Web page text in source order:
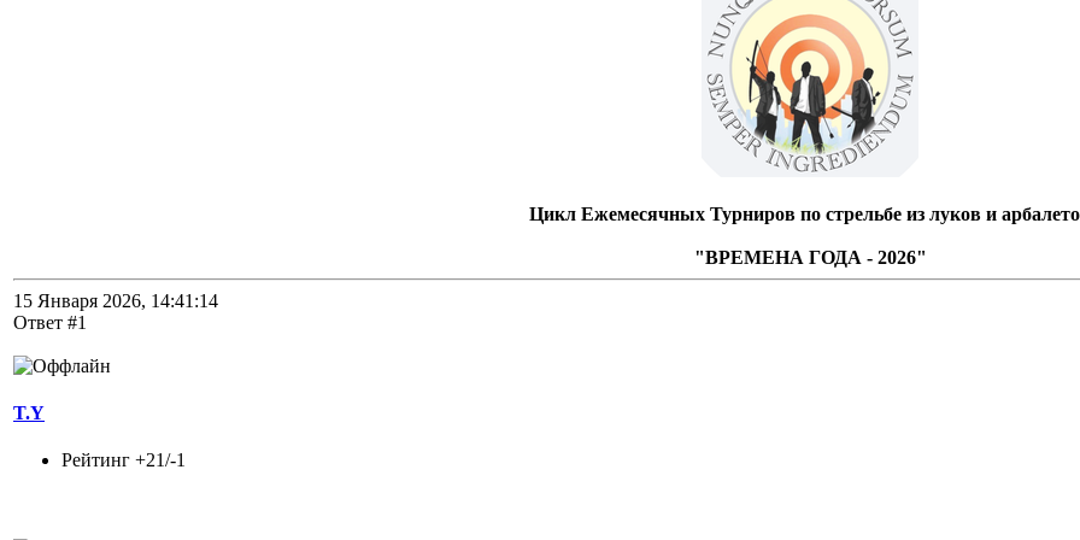
Цикл Ежемесячных Турниров по стрельбе из луков и
"ВРЕМЕНА ГОДА - 2026"
15 Января 2026, 14:41:14
Ответ #1
T.Y
Рейтинг +21/-1